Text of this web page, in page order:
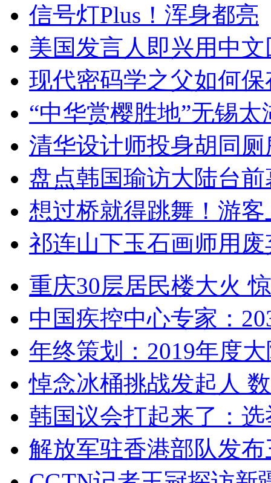
信号灯Plus！浑身都亮
美国发言人即兴用中
现代密码学之父如何
“中华赏樱胜地”无锡
清华设计师投身胡同
盘点韩国瑜访大陆台
想过桥就得跳舞！游客
祁连山下玉石画师用
重庆30层居民楼大火
中国疾控中心专家：
年终策划：2019年度
悼念冰桶挑战发起人
韩国议会打起来了：
解放军驻香港部队发